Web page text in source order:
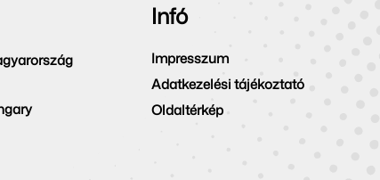
Infó
Impresszum
Adatkezelési tájékoztató
Oldaltérkép